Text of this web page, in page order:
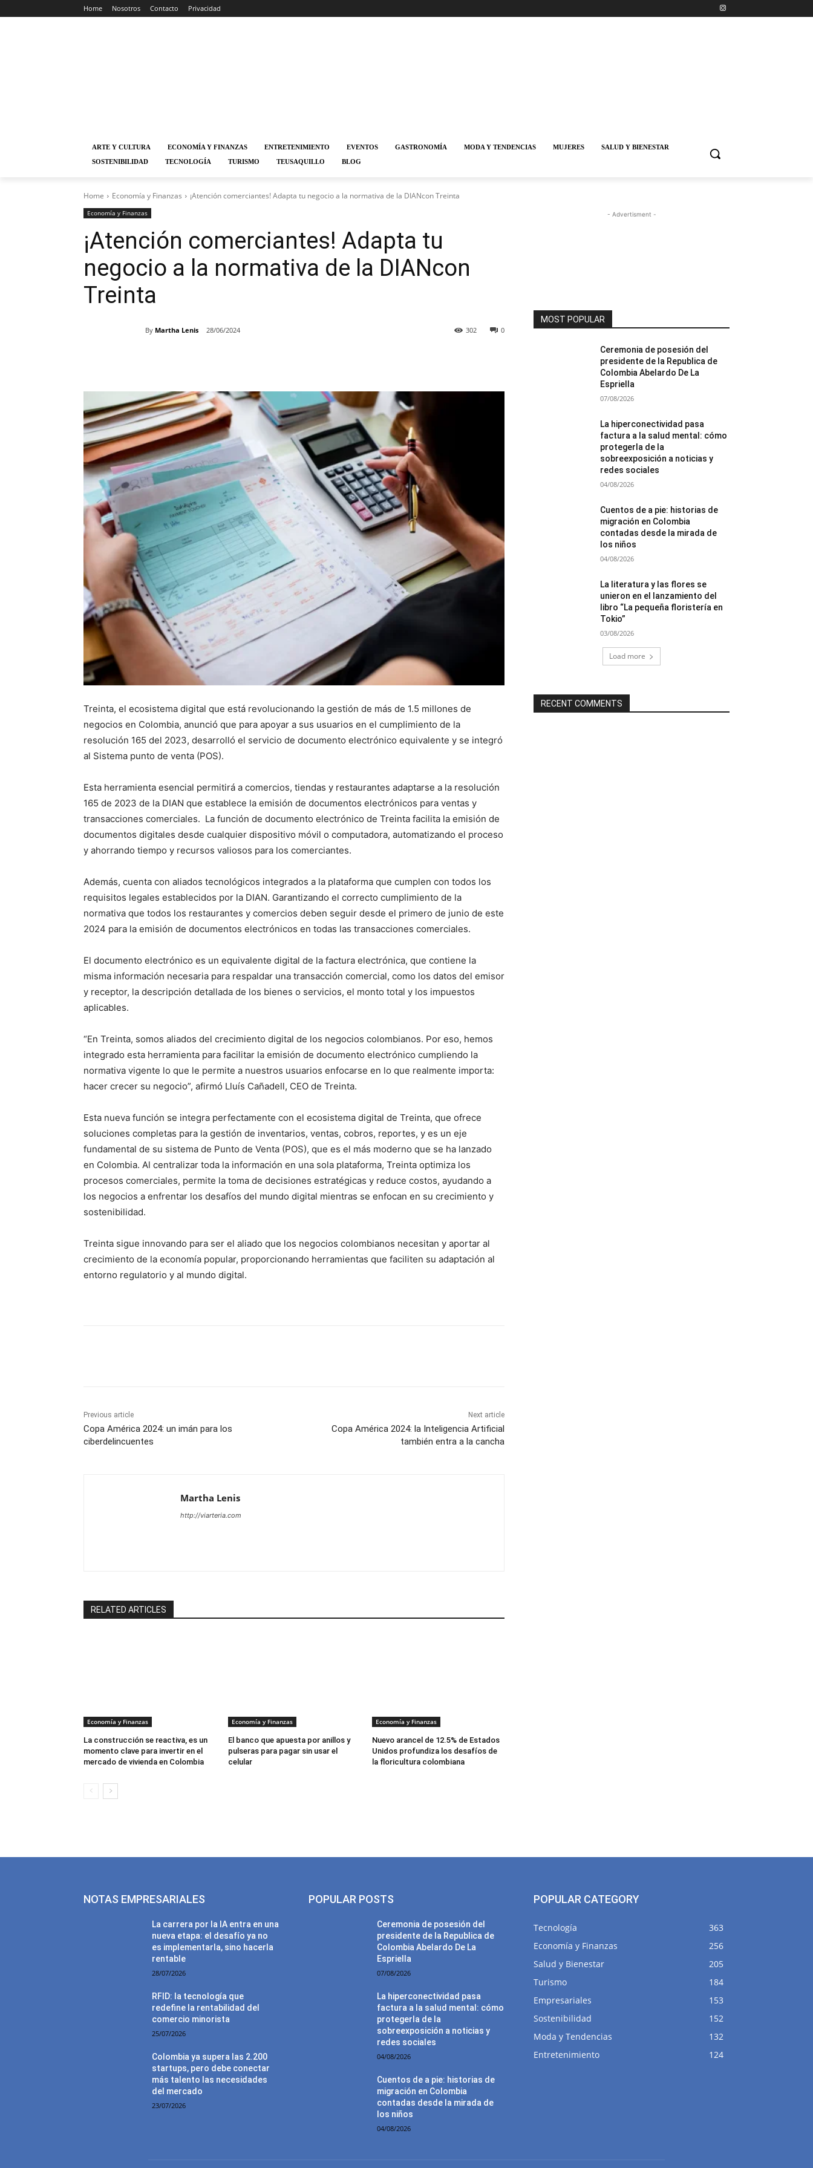
Home Nosotros Contacto Privacidad
ARTE Y CULTURA ECONOMÍA Y FINANZAS ENTRETENIMIENTO EVENTOS GASTRONOMÍA MODA Y TENDENCIAS MUJERES
SALUD Y BIENESTAR
SOSTENIBILIDAD
TECNOLOGÍA TURISMO TEUSAQUILLO BLOG
Home Economía y Finanzas ¡Atención comerciantes! Adapta tu negocio a la normativa de la DIANcon Treinta
Economía y Finanzas
¡Atención comerciantes! Adapta tu
negocio a la normativa de la DIANcon
Treinta
By Martha Lenis 28/06/2024 0
302
Treinta, el ecosistema digital que está revolucionando la gestión de más de 1.5 millones de
negocios en Colombia, anunció que para apoyar a sus usuarios en el cumplimiento de la
resolución 165 del 2023, desarrolló el servicio de documento electrónico equivalente y se integró
al Sistema punto de venta (POS).
Esta herramienta esencial permitirá a comercios, tiendas y restaurantes adaptarse a la resolución
165 de 2023 de la DIAN que establece la emisión de documentos electrónicos para ventas y
transacciones comerciales. La función de documento electrónico de Treinta facilita la emisión de
documentos digitales desde cualquier dispositivo móvil o computadora, automatizando el proceso
y ahorrando tiempo y recursos valiosos para los comerciantes.
Además, cuenta con aliados tecnológicos integrados a la plataforma que cumplen con todos los
requisitos legales establecidos por la DIAN. Garantizando el correcto cumplimiento de la
normativa que todos los restaurantes y comercios deben seguir desde el primero de junio de este
2024 para la emisión de documentos electrónicos en todas las transacciones comerciales.
El documento electrónico es un equivalente digital de la factura electrónica, que contiene la
misma información necesaria para respaldar una transacción comercial, como los datos del emisor
y receptor, la descripción detallada de los bienes o servicios, el monto total y los impuestos
aplicables.
“En Treinta, somos aliados del crecimiento digital de los negocios colombianos. Por eso, hemos
integrado esta herramienta para facilitar la emisión de documento electrónico cumpliendo la
normativa vigente lo que le permite a nuestros usuarios enfocarse en lo que realmente importa:
hacer crecer su negocio”, afirmó Lluís Cañadell, CEO de Treinta.
Esta nueva función se integra perfectamente con el ecosistema digital de Treinta, que ofrece
soluciones completas para la gestión de inventarios, ventas, cobros, reportes, y es un eje
fundamental de su sistema de Punto de Venta (POS), que es el más moderno que se ha lanzado
en Colombia. Al centralizar toda la información en una sola plataforma, Treinta optimiza los
procesos comerciales, permite la toma de decisiones estratégicas y reduce costos, ayudando a
los negocios a enfrentar los desafíos del mundo digital mientras se enfocan en su crecimiento y
sostenibilidad.
Treinta sigue innovando para ser el aliado que los negocios colombianos necesitan y aportar al
crecimiento de la economía popular, proporcionando herramientas que faciliten su adaptación al
entorno regulatorio y al mundo digital.
Previous article
Copa América 2024: un imán para los
ciberdelincuentes
Next article
Copa América 2024: la Inteligencia Artificial
también entra a la cancha
Martha Lenis
http://viarteria.com
RELATED ARTICLES
Economía y Finanzas
La construcción se reactiva, es un
momento clave para invertir en el
mercado de vivienda en Colombia
Economía y Finanzas
El banco que apuesta por anillos y
pulseras para pagar sin usar el
celular
Economía y Finanzas
Nuevo arancel de 12.5% de Estados
Unidos profundiza los desafíos de
la floricultura colombiana
- Advertisment -
MOST POPULAR
Ceremonia de posesión del
presidente de la Republica de
Colombia Abelardo De La
Espriella
07/08/2026
La hiperconectividad pasa
factura a la salud mental: cómo
protegerla de la
sobreexposición a noticias y
redes sociales
04/08/2026
Cuentos de a pie: historias de
migración en Colombia
contadas desde la mirada de
los niños
04/08/2026
La literatura y las flores se
unieron en el lanzamiento del
libro “La pequeña floristería en
Tokio”
03/08/2026
Load more
RECENT COMMENTS
NOTAS EMPRESARIALES
La carrera por la IA entra en una
nueva etapa: el desafío ya no
es implementarla, sino hacerla
rentable
28/07/2026
RFID: la tecnología que
redefine la rentabilidad del
comercio minorista
25/07/2026
Colombia ya supera las 2.200
startups, pero debe conectar
más talento las necesidades
del mercado
23/07/2026
POPULAR POSTS
Ceremonia de posesión del
presidente de la Republica de
Colombia Abelardo De La
Espriella
07/08/2026
La hiperconectividad pasa
factura a la salud mental: cómo
protegerla de la
sobreexposición a noticias y
redes sociales
04/08/2026
Cuentos de a pie: historias de
migración en Colombia
contadas desde la mirada de
los niños
04/08/2026
POPULAR CATEGORY
Tecnología
363
Economía y Finanzas
256
Salud y Bienestar
205
Turismo
184
Empresariales
153
Sostenibilidad
152
Moda y Tendencias
132
Entretenimiento
124